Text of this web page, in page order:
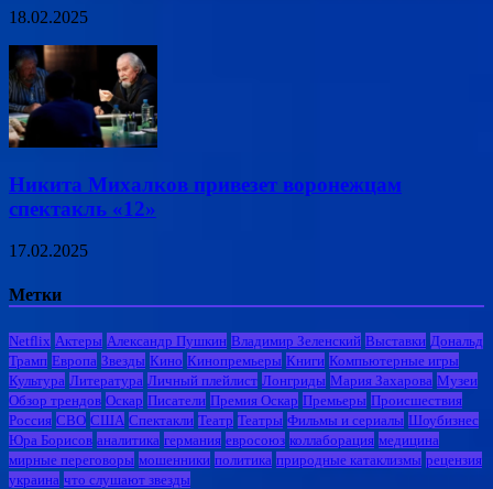
18.02.2025
Никита Михалков привезет воронежцам
спектакль «12»
17.02.2025
Метки
Netflix Актеры Александр Пушкин Владимир Зеленский Выставки Дональд
Трамп Европа Звезды Кино Кинопремьеры Книги Компьютерные игры
Культура Литература Личный плейлист Лонгриды Мария Захарова Музеи
Обзор трендов Оскар Писатели Премия Оскар Премьеры Происшествия
Россия СВО США Спектакли Театр Театры Фильмы и сериалы Шоубизнес
Юра Борисов аналитика германия евросоюз коллаборация медицина
мирные переговоры мошенники политика природные катаклизмы рецензия
украина что слушают звезды